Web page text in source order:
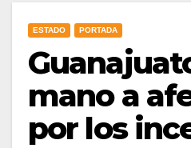
ESTADO PORTADA
mano a
por los